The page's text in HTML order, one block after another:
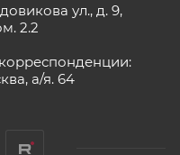
ул., д. 9,
2.2
а/я. 64